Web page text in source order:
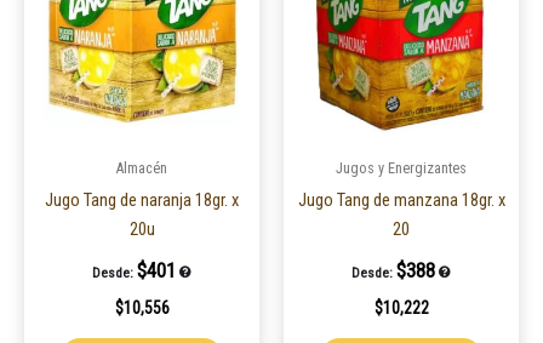
Almacén
Jugo Tang de naranja 18gr. x
20u
Desde: $401
$10,556
Jugos y Energizantes
Jugo Tang de manzana 18gr. x
20
Desde: $388
$10,222